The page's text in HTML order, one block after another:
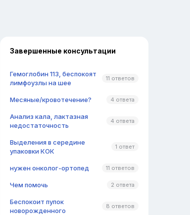
Завершенные консультации
Гемоглобин 113, беспокоят
лимфоузлы на шее
11 ответов
Месяные/кровотечение? 4 ответа
Анализ кала, лактазная
недостаточность
4 ответа
Выделения в середине
упаковки КОК
1 ответ
нужен онколог-ортопед 11 ответов
Чем помочь 2 ответа
Беспокоит пупок
новорожденного
8 ответов